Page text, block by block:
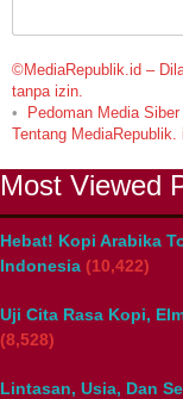
©MediaRepublik.id –
tanpa izin.
Pedoman Media Siber
Tentang MediaRepublik.
Most Viewed
Hebat! Kopi Arabika
Indonesia (10,422)
Uji Cita Rasa Kopi,
(8,528)
Lintasan, Usia, Dan